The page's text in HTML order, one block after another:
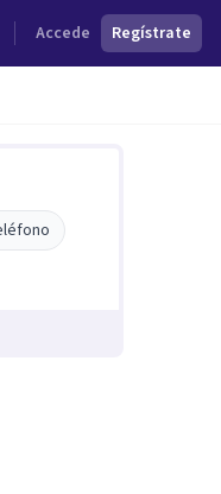
Accede Regístrate